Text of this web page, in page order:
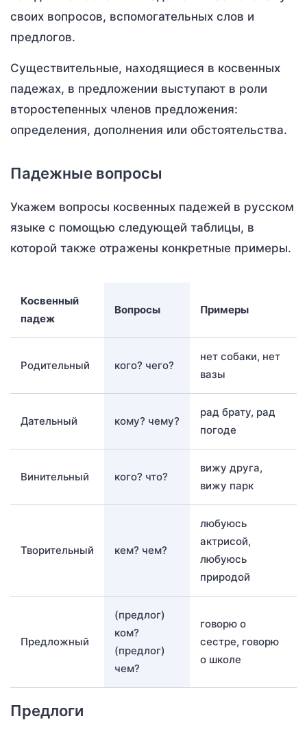
своих вопросов, вспомогательных слов и
предлогов.
Существительные, находящиеся в косвенных
падежах, в предложении выступают в роли
второстепенных членов предложения:
определения, дополнения или обстоятельства.
Падежные вопросы
Укажем вопросы косвенных падежей в русском
языке с помощью следующей таблицы, в
которой также отражены конкретные примеры.
Косвенный
падеж
Вопросы Примеры
Родительный кого? чего?
нет собаки, нет
вазы
Дательный кому? чему?
рад брату, рад
погоде
Винительный кого? что?
вижу друга,
вижу парк
Творительный кем? чем?
любуюсь
актрисой,
любуюсь
природой
Предложный
(предлог)
ком?
(предлог)
чем?
говорю о
сестре, говорю
о школе
Предлоги